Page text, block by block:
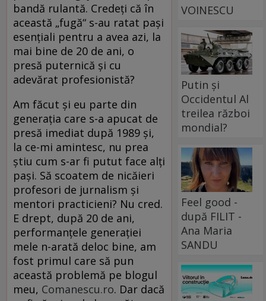
bandă rulantă. Credeţi că în
această „fugă“ s-au ratat paşi
esenţiali pentru a avea azi, la
mai bine de 20 de ani, o
presă puternică şi cu
adevărat profesionistă?
Am făcut şi eu parte din
generaţia care s-a apucat de
presă imediat după 1989 şi,
la ce-mi amintesc, nu prea
ştiu cum s-ar fi putut face alţi
paşi. Să scoatem de nicăieri
profesori de jurnalism şi
mentori practicieni? Nu cred.
E drept, după 20 de ani,
performanţele generaţiei
mele n-arată deloc bine, am
fost primul care să pun
această problemă pe blogul
meu, Comanescu.ro. Dar dacă
VOINESCU
Putin și
Occidentul Al
treilea război
mondial?
Feel good -
după FILIT -
Ana Maria
SANDU